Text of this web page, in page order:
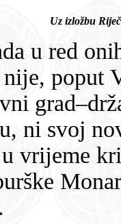
Uz izložbu
vlastiti novac.
Venecĳe,
ni svoj
pojavljuje problem